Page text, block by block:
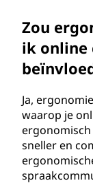
Zou
ik online
Ja,
waarop je
sneller en